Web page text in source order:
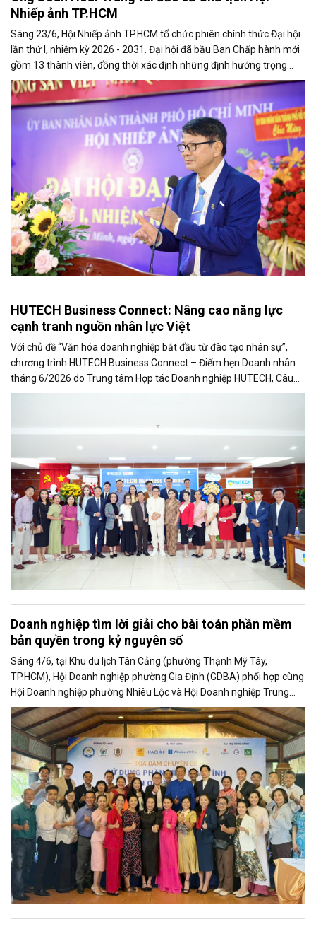
Nhiếp ảnh TP.HCM
Sáng 23/6, Hội Nhiếp ảnh TP.HCM tổ chức phiên chính thức Đại hội
lần thứ I, nhiệm kỳ 2026 - 2031. Đại hội đã bầu Ban Chấp hành mới
gồm 13 thành viên, đồng thời xác định những định hướng trọng
tâm nhằm nâng cao chất lượng hoạt động, thúc đẩy chuyển đổi số
và quảng bá hình ảnh TP.HCM thông qua nghệ thuật nhiếp ảnh.
HUTECH Business Connect: Nâng cao năng lực
cạnh tranh nguồn nhân lực Việt
Với chủ đề “Văn hóa doanh nghiệp bắt đầu từ đào tạo nhân sự”,
chương trình HUTECH Business Connect – Điểm hẹn Doanh nhân
tháng 6/2026 do Trung tâm Hợp tác Doanh nghiệp HUTECH, Câu
lạc bộ Doanh nhân HUTECH phối hợp cùng Hội Doanh nhân Sài Gòn
Doanh nghiệp tìm lời giải cho bài toán phần mềm
bản quyền trong kỷ nguyên số
Sáng 4/6, tại Khu du lịch Tân Cảng (phường Thạnh Mỹ Tây,
TP.HCM), Hội Doanh nghiệp phường Gia Định (GDBA) phối hợp cùng
Hội Doanh nghiệp phường Nhiêu Lộc và Hội Doanh nghiệp Trung
tâm Sài Gòn tổ chức chương trình Cà phê Doanh nhân với chủ đề
“Sử dụng phần mềm máy tính có bản quyền hợp pháp - Hiểu đúng
để đầu tư đúng và tránh những rủi ro không đáng có”.